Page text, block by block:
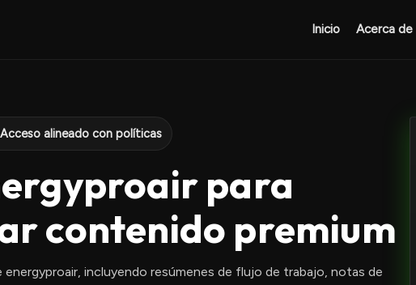
Inicio Acerca de
Acceso alineado con políticas
para
contenido premium
incluyendo resúmenes de flujo de trabajo, notas de